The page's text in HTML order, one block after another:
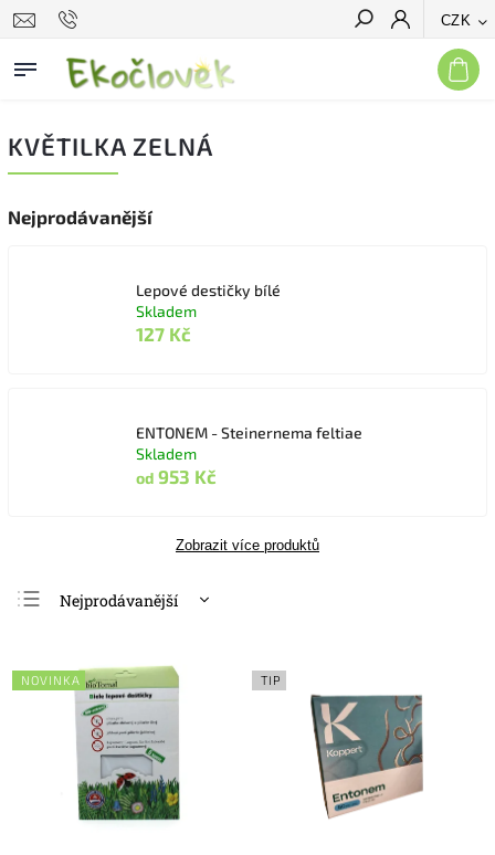
CZK
Hledat
KVĚTILKA ZELNÁ
Nejprodávanější
Lepové destičky bílé
Skladem
127 Kč
ENTONEM - Steinernema feltiae
Skladem
od 953 Kč
Zobrazit více produktů
Nejprodávanější
Nejdražší
Abecedně
NOVINKA TIP